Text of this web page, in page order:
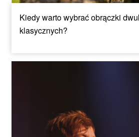
Kiedy warto wybrać obrączki
klasycznych?